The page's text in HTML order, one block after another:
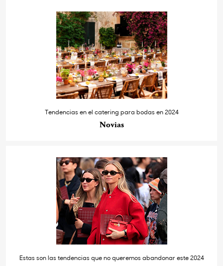
Tendencias en el catering para bodas en 2024
Novias
Estas son las tendencias que no queremos abandonar este 2024